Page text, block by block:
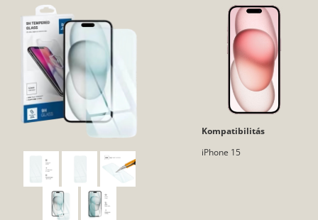
Kompatibilitás
iPhone 15